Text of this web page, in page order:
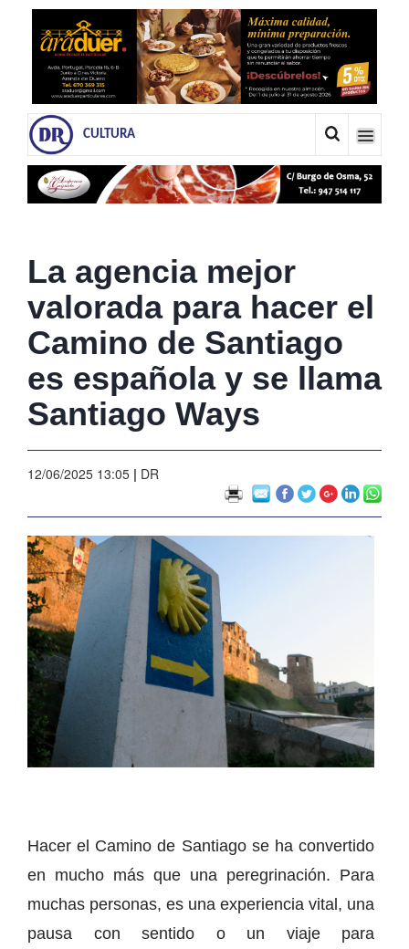
CULTURA
La agencia mejor
valorada para hacer el
Camino de Santiago
es española y se llama
Santiago Ways
12/06/2025 13:05 | DR
Hacer el Camino de Santiago se ha convertido
en mucho más que una peregrinación. Para
muchas personas, es una experiencia vital, una
pausa con sentido o un viaje para